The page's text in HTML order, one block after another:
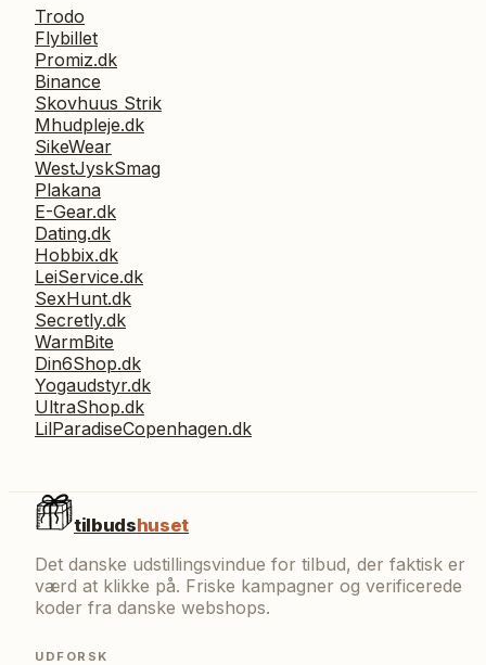
Trodo
Flybillet
Promiz.dk
Binance
Skovhuus Strik
Mhudpleje.dk
SikeWear
WestJyskSmag
Plakana
E-Gear.dk
Dating.dk
Hobbix.dk
LeiService.dk
SexHunt.dk
Secretly.dk
WarmBite
Din6Shop.dk
Yogaudstyr.dk
UltraShop.dk
LilParadiseCopenhagen.dk
tilbudshuset
Det danske udstillingsvindue for tilbud, der faktisk er
værd at klikke på. Friske kampagner og verificerede
koder fra danske webshops.
UDFORSK